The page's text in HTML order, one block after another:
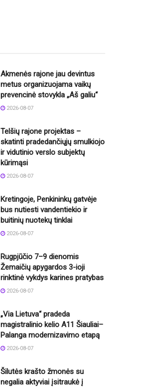
Akmenės rajone jau devintus
metus organizuojama vaikų
prevencinė stovykla „Aš galiu“
2026-08-07
Telšių rajone projektas –
skatinti pradedančiųjų smulkiojo
ir vidutinio verslo subjektų
kūrimąsi
2026-08-07
Kretingoje, Penkininkų gatvėje
bus nutiesti vandentiekio ir
buitinių nuotekų tinklai
2026-08-07
Rugpjūčio 7–9 dienomis
Žemaičių apygardos 3-ioji
rinktinė vykdys karines pratybas
2026-08-07
„Via Lietuva“ pradeda
magistralinio kelio A11 Šiauliai–
Palanga modernizavimo etapą
2026-08-07
Šilutės krašto žmonės su
negalia aktyviai įsitraukė į